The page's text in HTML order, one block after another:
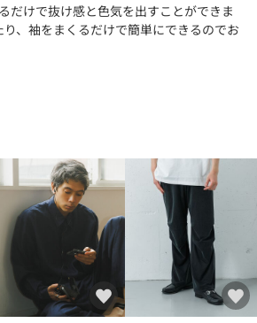
だけで抜け感と色気を出すことができま
、袖をまくるだけで簡単にできるのでお